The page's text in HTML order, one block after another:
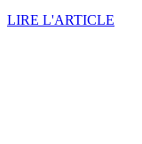
LIRE L'ARTICLE